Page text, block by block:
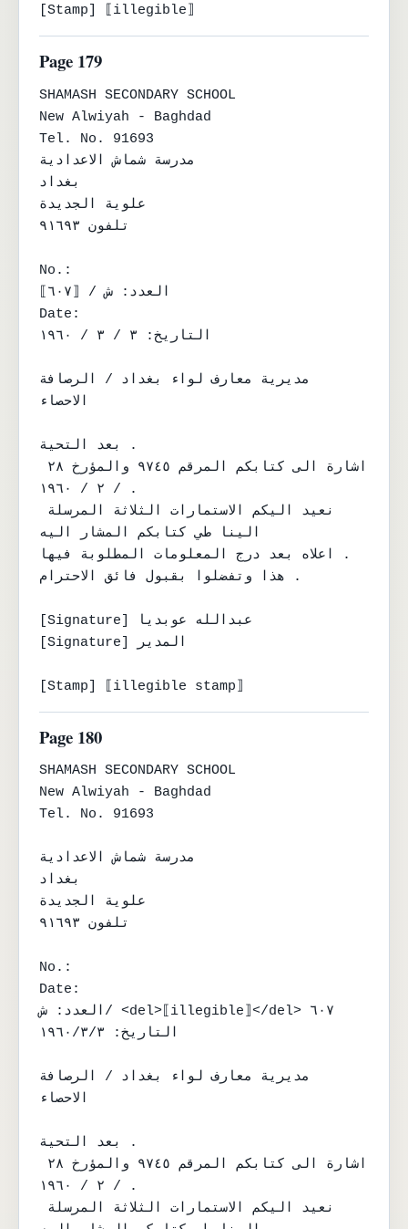
[Stamp] ⟦illegible⟧
Page 179
SHAMASH SECONDARY SCHOOL
New Alwiyah - Baghdad
Tel. No. 91693
مدرسة شماش الاعدادية
بغداد
علوية الجديدة
تلفون ٩١٦٩٣
No.:
العدد: ش / ⟦٦٠٧⟧
Date:
التاريخ: ٣ / ٣ / ١٩٦٠
مديرية معارف لواء بغداد / الرصافة
الاحصاء
بعد التحية .
/ ٢ / ١٩٦٠ .
الينا طي كتابكم المشار اليه
اعلاه بعد درج المعلومات المطلوبة فيها .
هذا وتفضلوا بقبول فائق الاحترام .
[Signature] عبدالله عوبديا
[Signature] المدير
[Stamp] ⟦illegible stamp⟧
Page 180
SHAMASH SECONDARY SCHOOL
New Alwiyah - Baghdad
Tel. No. 91693
مدرسة شماش الاعدادية
بغداد
علوية الجديدة
تلفون ٩١٦٩٣
No.:
Date:
العدد: ش/ <del>⟦illegible⟧</del> ٦٠٧
التاريخ: ١٩٦٠/٣/٣
مديرية معارف لواء بغداد / الرصافة
الاحصاء
بعد التحية .
/ ٢ / ١٩٦٠ .